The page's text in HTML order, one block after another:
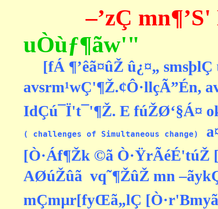
[fÁ ¶’êã¤ûŽ û¿¤„
avsrm¹wÇ'¶Ž.¢Ô·llçÃ”Én,
( challenges of Simultaneous change)
[Ò·Áf¶Žk ©ã Ò·ŸrÃéÉ'túŽ
AØúŽûã ­ vq˜¶ŽûŽ mn
mÇmµr[fyŒã„lÇ